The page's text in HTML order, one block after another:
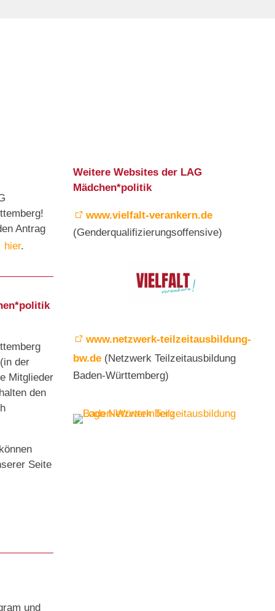
Antrag
hier.
der
Mitglieder
den
Seite
und
Weitere Websites der LAG
Mädchen*politik
www.vielfalt-verankern.de
(Genderqualifizierungsoffensive)
www.netzwerk-teilzeitausbildung-
bw.de (Netzwerk Teilzeitausbildung
Baden-Württemberg)